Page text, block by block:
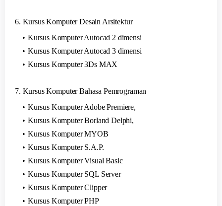
6. Kursus Komputer Desain Arsitektur
Kursus Komputer Autocad 2 dimensi
Kursus Komputer Autocad 3 dimensi
Kursus Komputer 3Ds MAX
7. Kursus Komputer Bahasa Pemrograman
Kursus Komputer Adobe Premiere,
Kursus Komputer Borland Delphi,
Kursus Komputer MYOB
Kursus Komputer S.A.P.
Kursus Komputer Visual Basic
Kursus Komputer SQL Server
Kursus Komputer Clipper
Kursus Komputer PHP